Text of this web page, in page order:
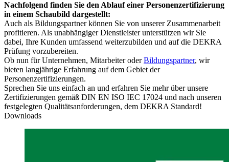
Nachfolgend finden Sie den Ablauf einer Personenzertifizierung
in einem Schaubild dargestellt:
Auch als Bildungspartner können Sie von unserer Zusammenarbeit
profitieren. Als unabhängiger Dienstleister unterstützen wir Sie
dabei, Ihre Kunden umfassend weiterzubilden und auf die DEKRA
Prüfung vorzubereiten.
Ob nun für Unternehmen, Mitarbeiter oderBildungspartner, wir
bieten langjährige Erfahrung auf dem Gebiet der
Personenzertifizierungen.
Sprechen Sie uns einfach an und erfahren Sie mehr über unsere
Zertifizierungen gemäß DIN EN ISO IEC 17024 und nach unseren
festgelegten Qualitätsanforderungen, dem DEKRA Standard!
Downloads